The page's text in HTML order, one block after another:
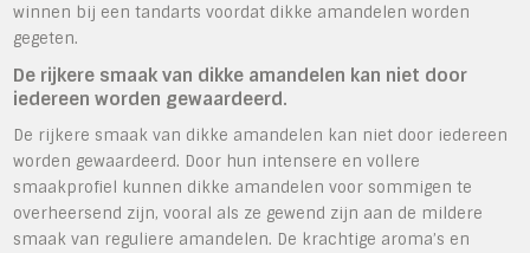
winnen bij een tandarts voordat dikke amandelen worden
gegeten.
De rijkere smaak van dikke amandelen kan niet door
iedereen worden gewaardeerd.
De rijkere smaak van dikke amandelen kan niet door iedereen
worden gewaardeerd. Door hun intensere en vollere
smaakprofiel kunnen dikke amandelen voor sommigen te
overheersend zijn, vooral als ze gewend zijn aan de mildere
smaak van reguliere amandelen. De krachtige aroma’s en